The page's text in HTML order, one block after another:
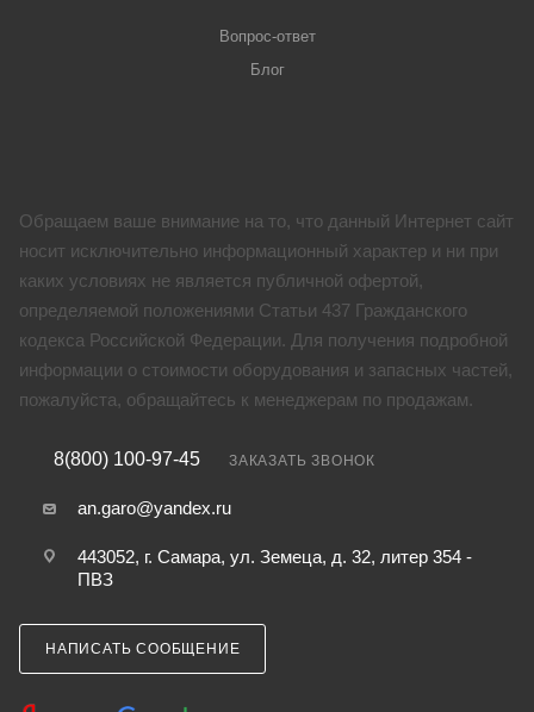
Вопрос-ответ
Блог
Обращаем ваше внимание на то, что данный Интернет сайт
носит исключительно информационный характер и ни при
каких условиях не является публичной офертой,
определяемой положениями Статьи 437 Гражданского
кодекса Российской Федерации. Для получения подробной
информации о стоимости оборудования и запасных частей,
пожалуйста, обращайтесь к менеджерам по продажам.
8(800) 100-97-45 ЗАКАЗАТЬ ЗВОНОК
an.garo@yandex.ru
443052, г. Самара, ул. Земеца, д. 32, литер 354 -
ПВЗ
НАПИСАТЬ СООБЩЕНИЕ